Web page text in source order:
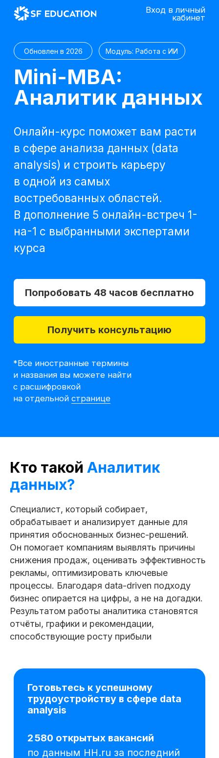
Вход в личный
кабинет
Mini-MBA:
Аналитик данных
Онлайн-курс поможет вам расти
в сфере анализа данных (data
в одной из самых
В дополнение 5 онлайн-встреч 1-
на-1 с выбранными экспертами
курса
на отдельной
Попробовать 48 часов бесплатно
Получить консультацию
Кто такой Аналитик
данных?
Cпециалист, который собирает,
обрабатывает и анализирует данные для
принятия обоснованных бизнес-решений.
Он помогает компаниям выявлять причины
снижения продаж, оценивать эффективность
рекламы, оптимизировать ключевые
процессы. Благодаря data-driven подходу
бизнес опирается на цифры, а не на догадки.
Результатом работы аналитика становятся
отчёты, графики и рекомендации,
способствующие росту прибыли
Готовьтесь к успешному
analysis
2 580 открытых вакансий
по данным HH.ru за последний
месяц
Ведущий специалист
от 400 000 ₽
от 150 000 ₽
Бизнес-аналитик
от 250 000 ₽